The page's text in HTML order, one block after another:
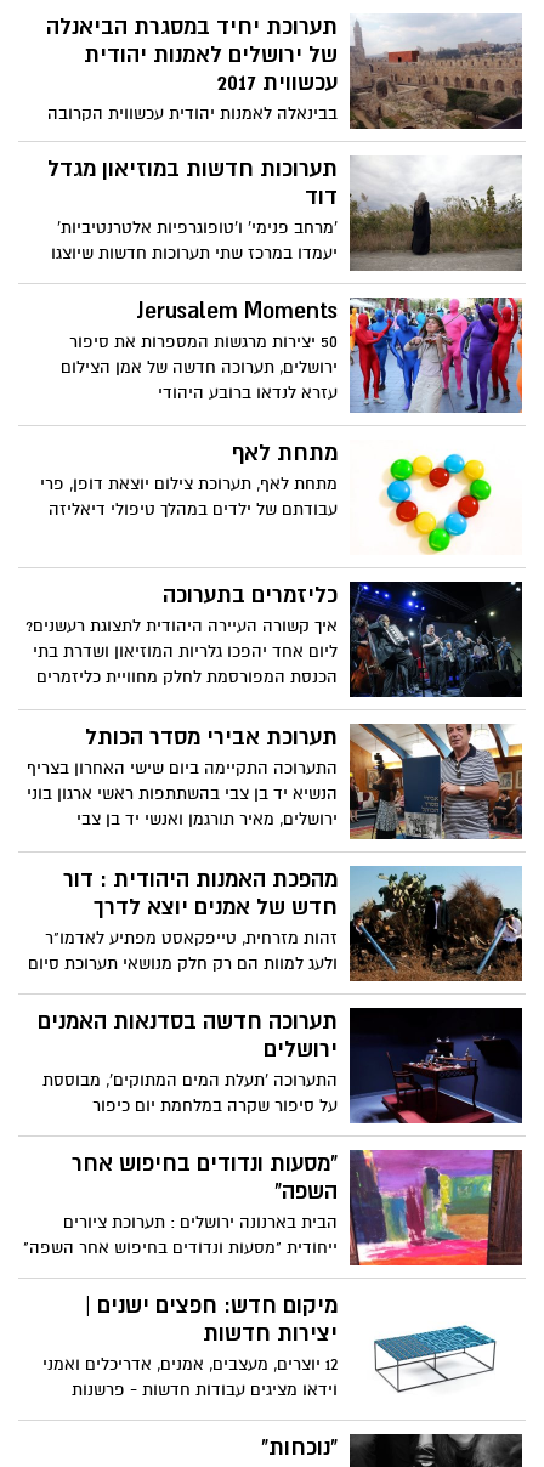
המבוסס על יצירה מתולדות האומנות בבחירה
אישית של משתתפי הסדנא
תערוכת יחיד במסגרת הביאנלה
של ירושלים לאמנות יהודית
עכשווית 2017
בבינאלה לאמנות יהודית עכשווית הקרובה
בירושלים יציג אבנר שר את "950 מ"ר -
טופוגרפיות חלופיות", על חומות העיר
העתיקה
תערוכות חדשות במוזיאון מגדל
דוד
'מרחב פנימי' ו'טופוגרפיות אלטרנטיביות'
יעמדו במרכז שתי תערוכות חדשות שיוצגו
במוזיאון מגדל דוד
Jerusalem Moments
50 יצירות מרגשות המספרות את סיפור
ירושלים, תערוכה חדשה של אמן הצילום
עזרא לנדאו ברובע היהודי
מתחת לאף
מתחת לאף, תערוכת צילום יוצאת דופן, פרי
עבודתם של ילדים במהלך טיפולי דיאליזה
כליזמרים בתערוכה
איך קשורה העיירה היהודית לתצוגת רעשנים?
ליום אחד יהפכו גלריות המוזיאון ושדרת בתי
הכנסת המפורסמת לחלק מחוויית כליזמרים
תערוכת אבירי מסדר הכותל
התערוכה התקיימה ביום שישי האחרון בצריף
הנשיא יד בן צבי בהשתתפות ראשי ארגון בוני
ירושלים, מאיר תורגמן ואנשי יד בן צבי
מהפכת האמנות היהודית : דור
חדש של אמנים יוצא לדרך
זהות מזרחית, טייפקאסט מפתיע לאדמו"ר
ולעג למוות הם רק חלק מנושאי תערוכת סיום
מעוררת-מחשבה המרעננת גבולות אמנותיים
וסוחפת את חושי הצופים
תערוכה חדשה בסדנאות האמנים
ירושלים
התערוכה 'תעלת המים המתוקים', מבוססת
על סיפור שקרה במלחמת יום כיפור
שבמהלכה, חייל ישראלי לקח ציורים
ואובייקטים מבית מצרי נטוש
"מסעות ונדודים בחיפוש אחר
השפה"
הבית בארנונה ירושלים : תערוכת ציורים
ייחודית "מסעות ונדודים בחיפוש אחר השפה"
של האמנית והמוסיקאית מריון קונסטנאר
מיקום חדש: חפצים ישנים |
יצירות חדשות
12 יוצרים, מעצבים, אמנים, אדריכלים ואמני
וידאו מציגים עבודות חדשות - פרשנות
עכשווית - לחפצים מתצוגת הקבע של
המוזיאון לאמנות האסלאם
"נוכחות"